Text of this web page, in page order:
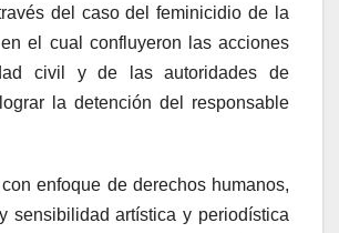
del caso del feminicidio de la
el cual confluyeron las acciones
civil y de las autoridades de
la detención del responsable
con enfoque de derechos humanos,
sensibilidad artística y periodística